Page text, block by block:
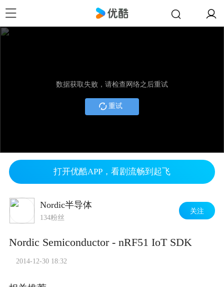
数据获取失败，请检查网络之后重试
重试
打开优酷APP，看剧流畅到起飞
Nordic半导体
134粉丝
关注
Nordic Semiconductor - nRF51 IoT SDK
2014-12-30 18:32